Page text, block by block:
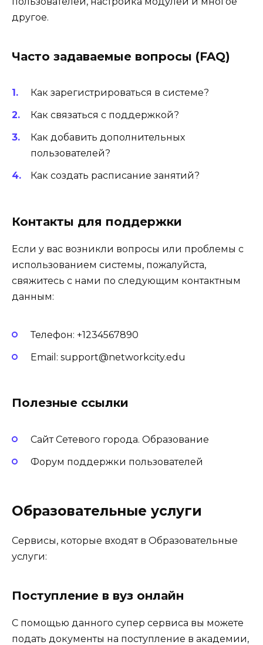
другое.
Часто задаваемые вопросы (FAQ)
Как зарегистрироваться в системе?
Как связаться с поддержкой?
Как добавить дополнительных
пользователей?
Как создать расписание занятий?
Контакты для поддержки
Если у вас возникли вопросы или проблемы с
использованием системы, пожалуйста,
свяжитесь с нами по следующим контактным
данным:
Телефон: +1234567890
Email: support@networkcity.edu
Полезные ссылки
Сайт Сетевого города. Образование
Форум поддержки пользователей
Образовательные услуги
Сервисы, которые входят в Образовательные
услуги:
Поступление в вуз онлайн
С помощью данного супер сервиса вы можете
подать документы на поступление в академии,